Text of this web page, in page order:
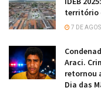
território
7 DE
Araci.
retornou
Dia das